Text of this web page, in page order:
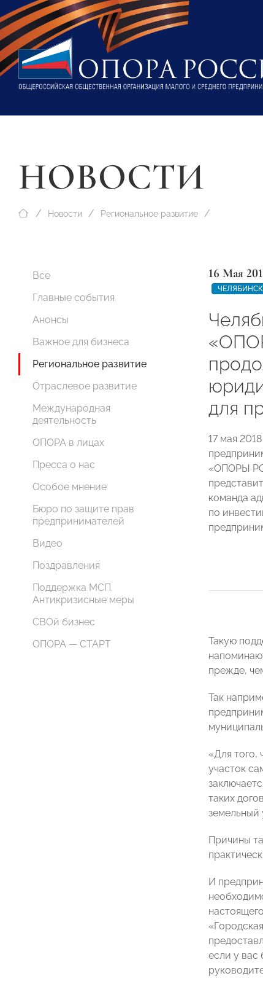
НОВОСТИ
Новости Региональное развитие
Все
Главные события
Анонсы
Важное для бизнеса
Региональное развитие
Отраслевое развитие
Международная
деятельность
ОПОРА в лицах
Пресса о нас
Особое мнение
Бюро по защите прав
предпринимателей
Видео
Поздравления
Поддержка МСП.
Антикризисные меры
СВОй бизнес
ОПОРА — СТАРТ
16 Мая
для
17 мая
«ОПОРЫ
команда
по
Такую
прежде,
Так
«Для того,
участок
таких
земельный
Причины
И
если у вас